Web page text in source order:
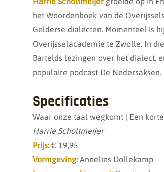
het Woordenboek van de
Gelderse dialecten. Momenteel is
Overijsselacademie te Zwolle. In
Bartelds lezingen over het dialect,
populaire podcast De Nedersaksen.
Specificaties
Waar onze taal wegkomt | Een
Harrie Scholtmeijer
Prijs: € 19,95
Vormgeving: Annelies Dollekamp